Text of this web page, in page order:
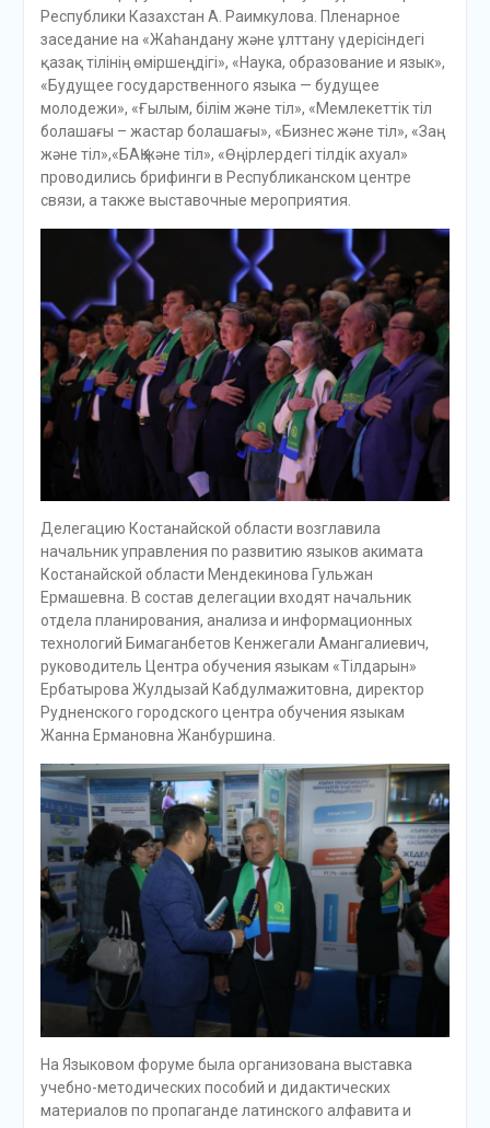
Республики Казахстан А. Раимкулова. Пленарное
заседание на «Жаһандану және ұлттану үдерісіндегі
қазақ тілінің өміршеңдігі», «Наука, образование и язык»,
«Будущее государственного языка — будущее
молодежи», «Ғылым, білім және тіл», «Мемлекеттік тіл
болашағы – жастар болашағы», «Бизнес және тіл», «Заң
және тіл»,«БАҚ және тіл», «Өңірлердегі тілдік ахуал»
проводились брифинги в Республиканском центре
связи, а также выставочные мероприятия.
Делегацию Костанайской области возглавила
начальник управления по развитию языков акимата
Костанайской области Мендекинова Гульжан
Ермашевна. В состав делегации входят начальник
отдела планирования, анализа и информационных
технологий Бимаганбетов Кенжегали Амангалиевич,
руководитель Центра обучения языкам «Тілдарын»
Ербатырова Жулдызай Кабдулмажитовна, директор
Рудненского городского центра обучения языкам
Жанна Ермановна Жанбуршина.
На Языковом форуме была организована выставка
учебно-методических пособий и дидактических
материалов по пропаганде латинского алфавита и